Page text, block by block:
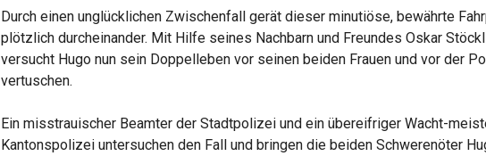
Durch einen unglücklichen Zwischenfall gerät dieser minutiöse, bewährte
plötzlich durcheinander. Mit Hilfe seines Nachbarn und Freundes Oskar
versucht Hugo nun sein Doppelleben vor seinen beiden Frauen und vor der
vertuschen.
Ein misstrauischer Beamter der Stadtpolizei und ein übereifriger Wacht-
Kantonspolizei untersuchen den Fall und bringen die beiden Schwerenöter